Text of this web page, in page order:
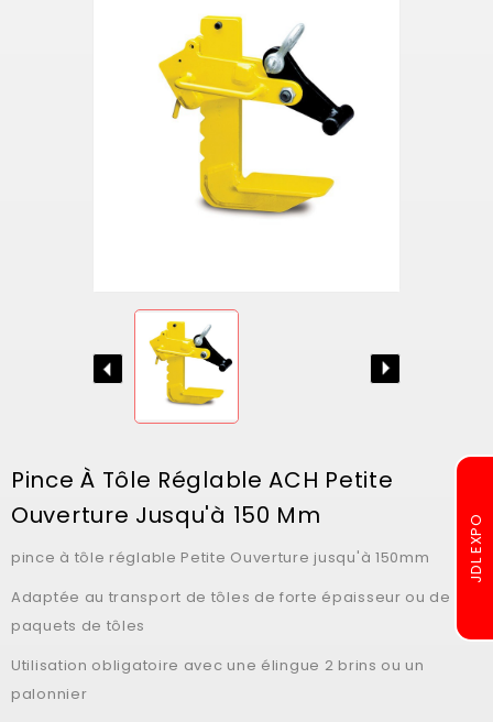
Pince À Tôle Réglable ACH Petite
Ouverture Jusqu'à 150 Mm
pince à tôle réglable Petite Ouverture jusqu'à 150mm
Adaptée au transport de tôles de forte épaisseur ou de
paquets de tôles
Utilisation obligatoire avec une élingue 2 brins ou un
palonnier